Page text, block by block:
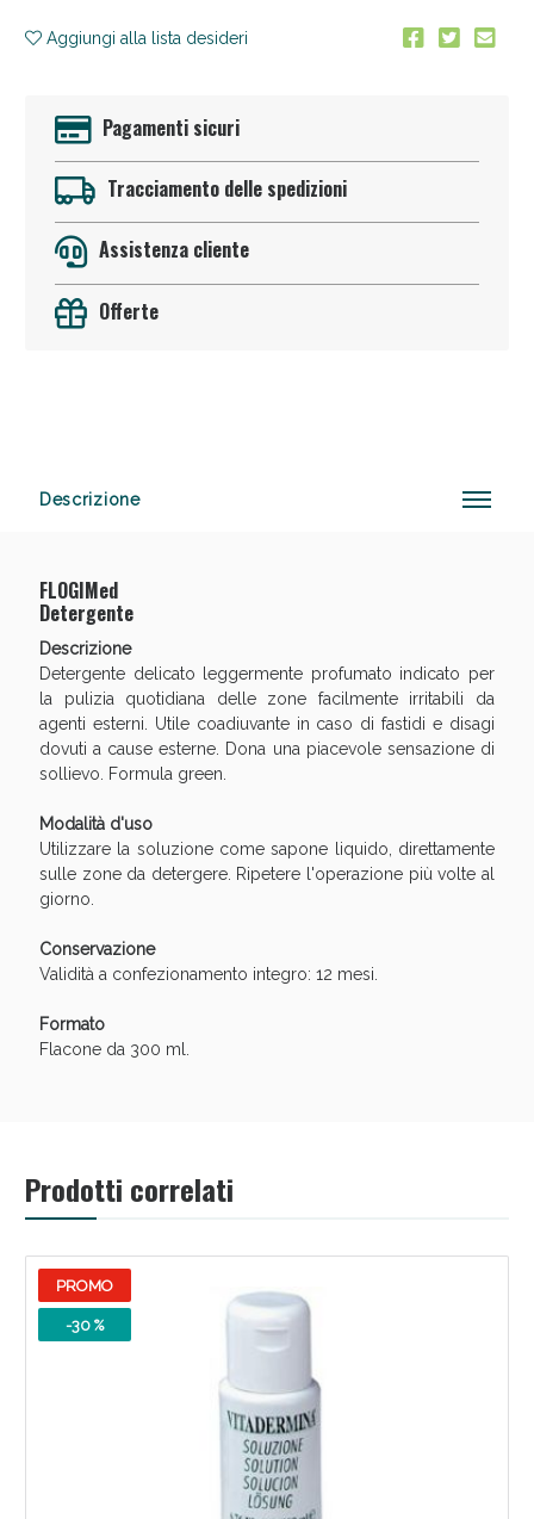
Aggiungi alla lista desideri
Pagamenti sicuri
Tracciamento delle spedizioni
Assistenza cliente
Offerte
Descrizione
FLOGIMed
Detergente
Descrizione
Detergente delicato leggermente profumato indicato per
la pulizia quotidiana delle zone facilmente irritabili da
agenti esterni. Utile coadiuvante in caso di fastidi e disagi
dovuti a cause esterne. Dona una piacevole sensazione di
sollievo. Formula green.
Modalità d'uso
Utilizzare la soluzione come sapone liquido, direttamente
sulle zone da detergere. Ripetere l'operazione più volte al
giorno.
Conservazione
Validità a confezionamento integro: 12 mesi.
Formato
Flacone da 300 ml.
Prodotti correlati
PROMO
-30 %
Benessere Intestinale: Sconto fino al 55% valido
Scopri le offerte di Oggi